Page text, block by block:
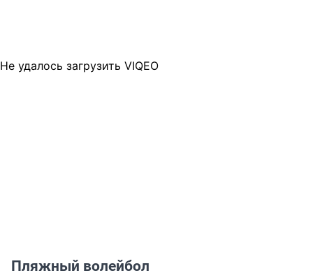
Не удалось загрузить VIQEO
Пляжный волейбол